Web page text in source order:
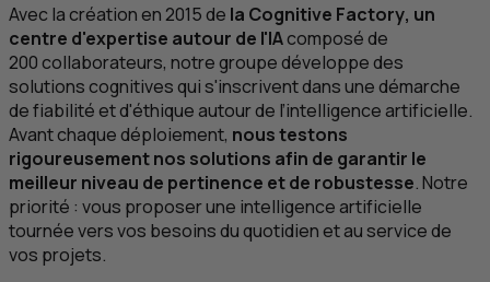
Avec la création en 2015 de la Cognitive Factory, un
centre d'expertise autour de l'IAcomposé de
200 collaborateurs, notre groupe développe des
solutions cognitives qui s'inscrivent dans une démarche
de fiabilité et d'éthique autour de l’intelligence artificielle.
Avant chaque déploiement, nous testons
rigoureusement nos solutions afin de garantir le
meilleur niveau de pertinence et de robustesse. Notre
priorité : vous proposer une intelligence artificielle
tournée vers vos besoins du quotidien et au service de
vos projets.